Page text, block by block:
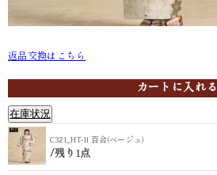
C321_HT-11 百合(べージュ)
返品交換はこちら
カートに入れる
在庫状況
C321_HT-11 百合(べージュ)
/残り1点